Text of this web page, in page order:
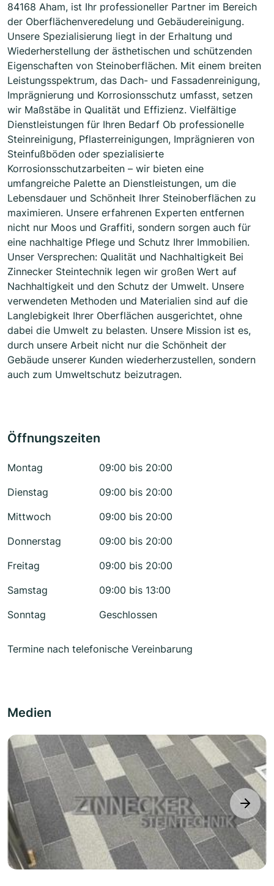
84168 Aham, ist Ihr professioneller Partner im Bereich
der Oberflächenveredelung und Gebäudereinigung.
Unsere Spezialisierung liegt in der Erhaltung und
Wiederherstellung der ästhetischen und schützenden
Eigenschaften von Steinoberflächen. Mit einem breiten
Leistungsspektrum, das Dach- und Fassadenreinigung,
Imprägnierung und Korrosionsschutz umfasst, setzen
wir Maßstäbe in Qualität und Effizienz. Vielfältige
Dienstleistungen für Ihren Bedarf Ob professionelle
Steinreinigung, Pflasterreinigungen, Imprägnieren von
Steinfußböden oder spezialisierte
Korrosionsschutzarbeiten – wir bieten eine
umfangreiche Palette an Dienstleistungen, um die
Lebensdauer und Schönheit Ihrer Steinoberflächen zu
maximieren. Unsere erfahrenen Experten entfernen
nicht nur Moos und Graffiti, sondern sorgen auch für
eine nachhaltige Pflege und Schutz Ihrer Immobilien.
Unser Versprechen: Qualität und Nachhaltigkeit Bei
Zinnecker Steintechnik legen wir großen Wert auf
Nachhaltigkeit und den Schutz der Umwelt. Unsere
verwendeten Methoden und Materialien sind auf die
Langlebigkeit Ihrer Oberflächen ausgerichtet, ohne
dabei die Umwelt zu belasten. Unsere Mission ist es,
durch unsere Arbeit nicht nur die Schönheit der
Gebäude unserer Kunden wiederherzustellen, sondern
auch zum Umweltschutz beizutragen.
Öffnungszeiten
Montag
09:00 bis 20:00
Dienstag
09:00 bis 20:00
Mittwoch
09:00 bis 20:00
Donnerstag
09:00 bis 20:00
Freitag
09:00 bis 20:00
Samstag
09:00 bis 13:00
Sonntag
Geschlossen
Termine nach telefonische Vereinbarung
Medien
next